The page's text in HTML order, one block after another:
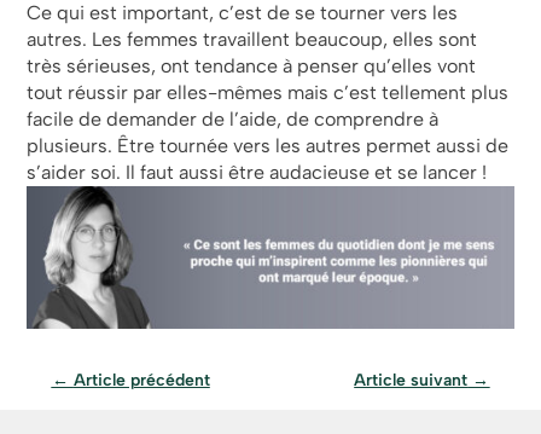
Ce qui est important, c’est de se tourner vers les
autres. Les femmes travaillent beaucoup, elles sont
très sérieuses, ont tendance à penser qu’elles vont
tout réussir par elles-mêmes mais c’est tellement plus
facile de demander de l’aide, de comprendre à
plusieurs. Être tournée vers les autres permet aussi de
s’aider soi. Il faut aussi être audacieuse et se lancer !
← Article précédent Article suivant →